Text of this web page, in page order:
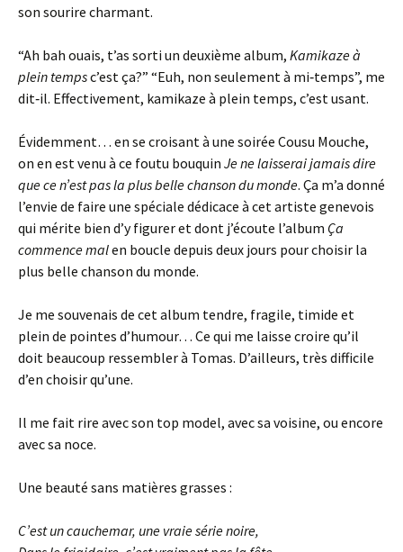
son sourire charmant.
“Ah bah ouais, t’as sorti un deuxième album, Kamikaze à
plein tempsc’est ça?” “Euh, non seulement à mi‑temps”, me
dit‑il. Effectivement, kamikaze à plein temps, c’est usant.
Évidemment… en se croisant à une soirée Cousu Mouche,
on en est venu à ce foutu bouquin Je ne laisserai jamais dire
que ce n’est pas la plus belle chanson du monde. Ça m’a donné
l’envie de faire une spéciale dédicace à cet artiste genevois
qui mérite bien d’y figurer et dont j’écoute l’album Ça
commence malen boucle depuis deux jours pour choisir la
plus belle chanson du monde.
Je me souvenais de cet album tendre, fragile, timide et
plein de pointes d’humour… Ce qui me laisse croire qu’il
doit beaucoup ressembler à Tomas. D’ailleurs, très difficile
d’en choisir qu’une.
Il me fait rire avec son top model, avec sa voisine, ou encore
avec sa noce.
Une beauté sans matières grasses :
C’est un cauchemar, une vraie série noire,